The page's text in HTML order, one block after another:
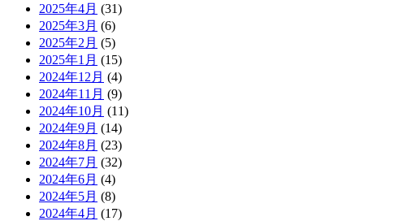
2025年4月 (31)
2025年3月 (6)
2025年2月 (5)
2025年1月 (15)
2024年12月 (4)
2024年11月 (9)
2024年10月 (11)
2024年9月 (14)
2024年8月 (23)
2024年7月 (32)
2024年6月 (4)
2024年5月 (8)
2024年4月 (17)